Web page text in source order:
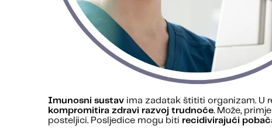
Imunosni sustav ima zadatak štititi organizam. U
kompromitira zdravi razvoj trudnoće. Može,
posteljici. Posljedice mogu biti recidivirajući